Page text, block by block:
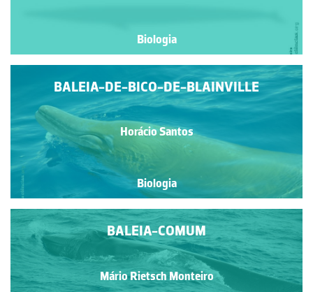
Biologia
BALEIA-DE-BICO-DE-BLAINVILLE
Horácio Santos
Biologia
BALEIA-COMUM
Mário Rietsch Monteiro